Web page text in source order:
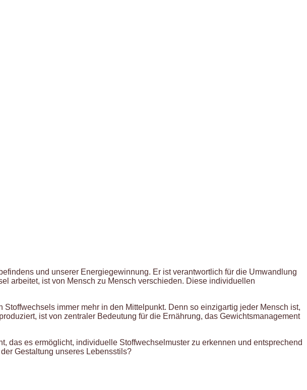
und unserer Energiegewinnung. Er ist verantwortlich für die Umwandlung
arbeitet, ist von Mensch zu Mensch verschieden. Diese individuellen
immer mehr in den Mittelpunkt. Denn so einzigartig jeder Mensch ist,
ist von zentraler Bedeutung für die Ernährung, das Gewichtsmanagement
das es ermöglicht, individuelle Stoffwechselmuster zu erkennen und entsprechend
Gestaltung unseres Lebensstils?